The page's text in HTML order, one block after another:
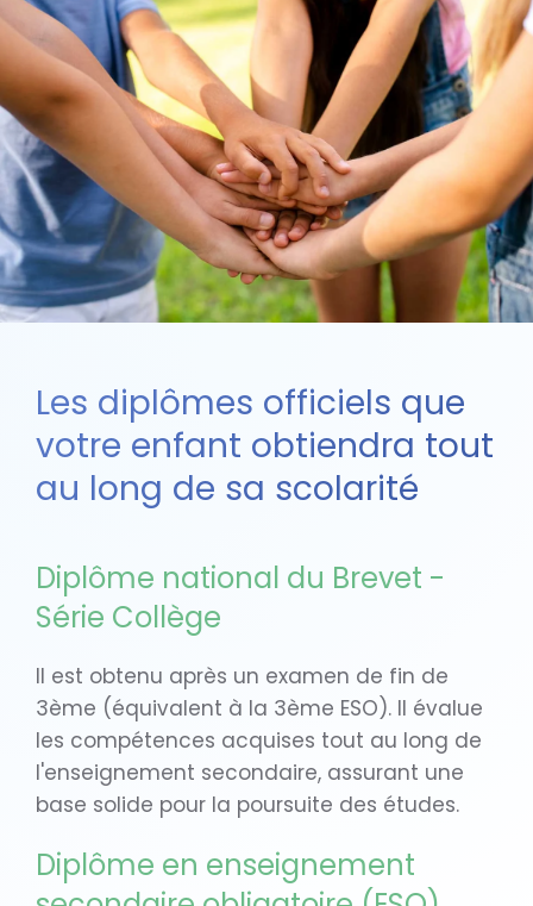
Les diplômes officiels que
votre enfant obtiendra tout
au long de sa scolarité
Diplôme national du Brevet -
Série Collège
Il est obtenu après un examen de fin de
3ème (équivalent à la 3ème ESO). Il évalue
les compétences acquises tout au long de
l'enseignement secondaire, assurant une
base solide pour la poursuite des études.
Diplôme en enseignement